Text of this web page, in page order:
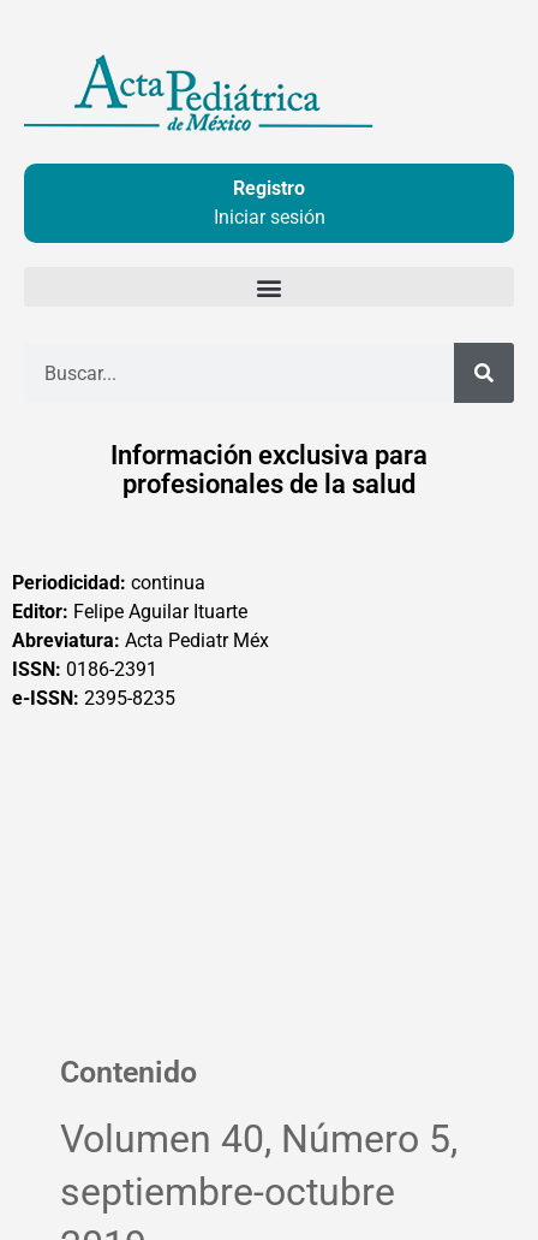
contenido
Registro
Iniciar sesión
Información exclusiva para
profesionales de la salud
Periodicidad: continua
Editor: Felipe Aguilar Ituarte
Abreviatura: Acta Pediatr Méx
ISSN: 0186-2391
e-ISSN: 2395-8235
Contenido
Volumen 40, Número 5,
septiembre-octubre